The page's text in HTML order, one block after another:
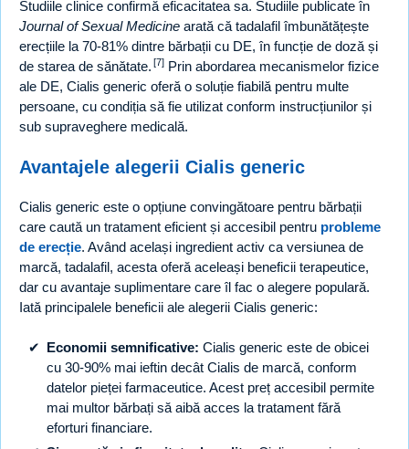
Studiile clinice confirmă eficacitatea sa. Studiile publicate în
Journal of Sexual Medicine arată că tadalafil îmbunătățește
erecțiile la 70-81% dintre bărbații cu DE, în funcție de doză și
de starea de sănătate. [7] Prin abordarea mecanismelor fizice
ale DE, Cialis generic oferă o soluție fiabilă pentru multe
persoane, cu condiția să fie utilizat conform instrucțiunilor și
sub supraveghere medicală.
Avantajele alegerii Cialis generic
Cialis generic este o opțiune convingătoare pentru bărbații
care caută un tratament eficient și accesibil pentru probleme
de erecție. Având același ingredient activ ca versiunea de
marcă, tadalafil, acesta oferă aceleași beneficii terapeutice,
dar cu avantaje suplimentare care îl fac o alegere populară.
Iată principalele beneficii ale alegerii Cialis generic:
Economii semnificative: Cialis generic este de obicei
cu 30-90% mai ieftin decât Cialis de marcă, conform
datelor pieței farmaceutice. Acest preț accesibil permite
mai multor bărbați să aibă acces la tratament fără
eforturi financiare.